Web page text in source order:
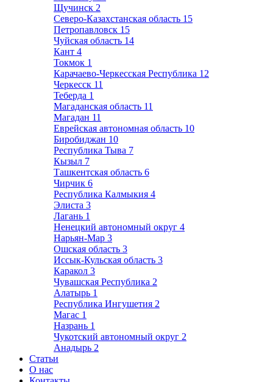
Щучинск 2
Северо-Казахстанская область 15
Петропавловск 15
Чуйская область 14
Кант 4
Токмок 1
Карачаево-Черкесская Республика 12
Черкесск 11
Теберда 1
Магаданская область 11
Магадан 11
Еврейская автономная область 10
Биробиджан 10
Республика Тыва 7
Кызыл 7
Ташкентская область 6
Чирчик 6
Республика Калмыкия 4
Элиста 3
Лагань 1
Ненецкий автономный округ 4
Нарьян-Мар 3
Ошская область 3
Иссык-Кульская область 3
Каракол 3
Чувашская Республика 2
Алатырь 1
Республика Ингушетия 2
Магас 1
Назрань 1
Чукотский автономный округ 2
Анадырь 2
Статьи
О нас